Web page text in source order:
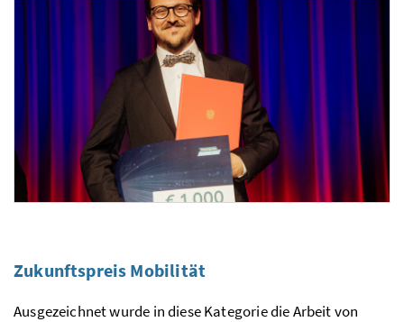
Zukunftspreis Mobilität
Ausgezeichnet wurde in diese Kategorie die Arbeit von